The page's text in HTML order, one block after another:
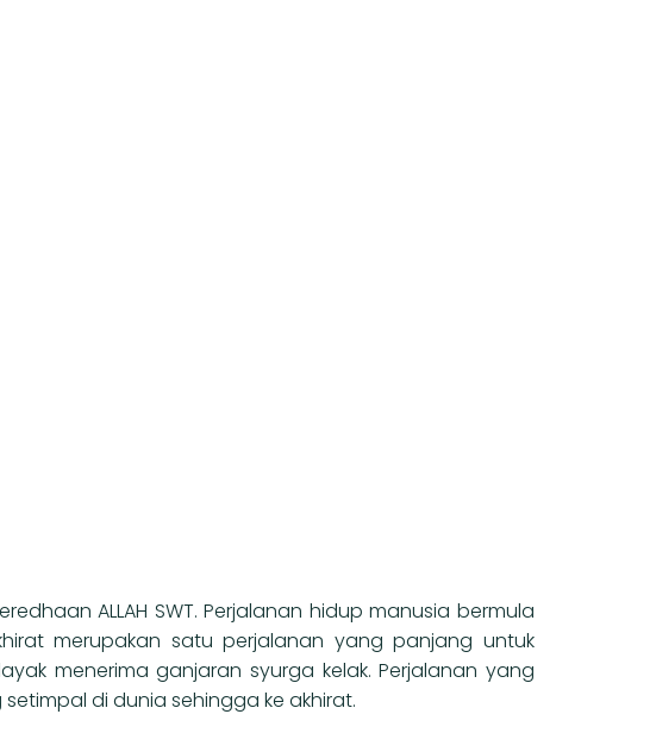
ALLAH SWT. Perjalanan hidup manusia bermula
merupakan satu perjalanan yang panjang untuk
menerima ganjaran syurga kelak. Perjalanan yang
di dunia sehingga ke akhirat.